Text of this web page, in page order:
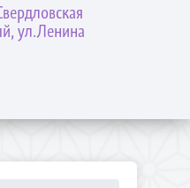
ул.Ленина